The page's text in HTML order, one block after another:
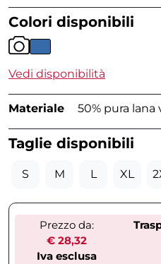
Colori disponibili
Vedi disponibilità
Materiale 50% pura lana
Taglie disponibili
S M L XL
Prezzo da:
€ 28,32
Iva esclusa